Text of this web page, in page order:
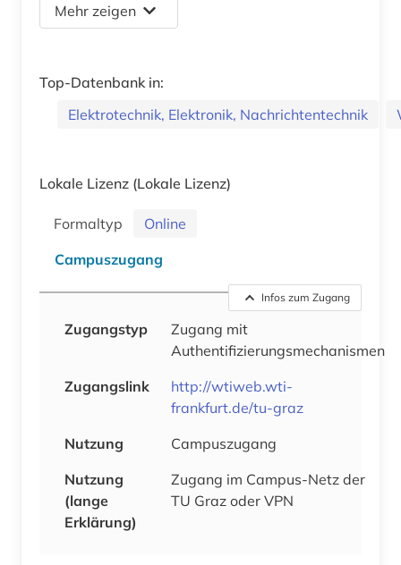
Mehr zeigen
Top-Datenbank in:
Elektrotechnik, Elektronik, Nachrichtentechnik
Lokale Lizenz (Lokale Lizenz)
Formaltyp
Online
Campuszugang
Infos zum Zugang
Zugangstyp
Zugang mit
Authentifizierungsmechanismen
Zugangslink
http://wtiweb.wti-
frankfurt.de/tu-graz
Nutzung
Campuszugang
Nutzung
(lange
Erklärung)
Zugang im Campus-Netz der
TU Graz oder VPN